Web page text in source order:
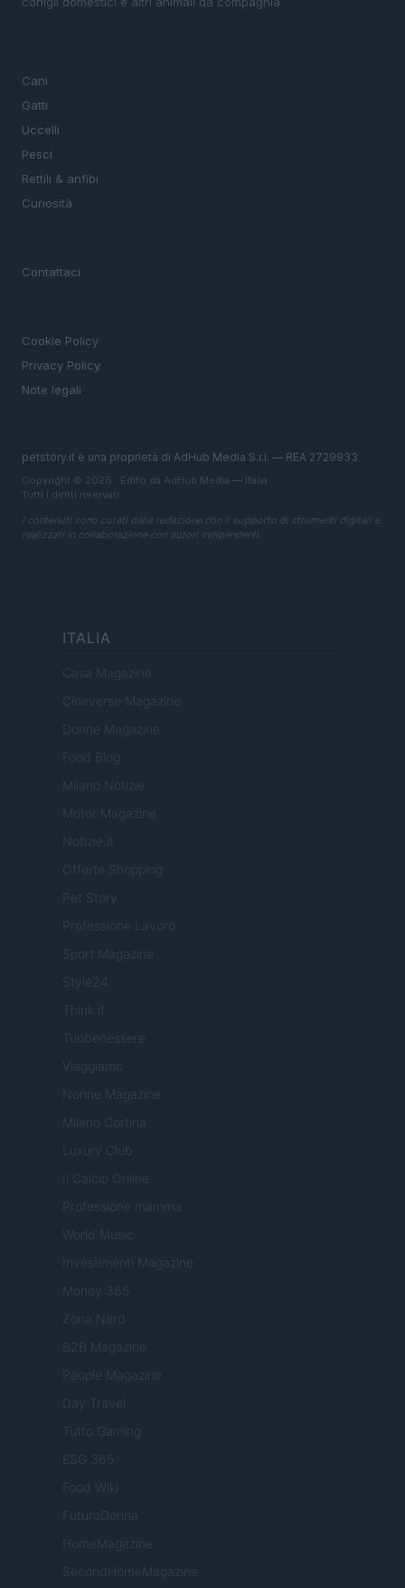
Cani
Gatti
Uccelli
Pesci
Rettili & anfibi
Curiosità
Contattaci
Cookie Policy
Privacy Policy
Note legali
petstory.it è una proprietà di AdHub Media S.r.l. — REA 2729933
Copyright © 2026 · Edito da AdHub Media — Italia
Tutti i diritti riservati
I contenuti sono curati dalla redazione con il supporto di strumenti digitali e
realizzati in collaborazione con autori indipendenti.
ITALIA
Casa Magazine
Cineverse Magazine
Donne Magazine
Food Blog
Milano Notizie
Motor Magazine
Notizie.it
Offerte Shopping
Pet Story
Professione Lavoro
Sport Magazine
Style24
Think.it
Tuobenessere
Viaggiamo
Nonne Magazine
Milano Cortina
Luxury Club
Il Calcio Online
Professione mamma
World Music
Investimenti Magazine
Money 365
Zona Nerd
B2B Magazine
People Magazine
Day Travel
Tutto Gaming
ESG 365
Food Wiki
FuturoDonna
HomeMagazine
SecondHomeMagazine